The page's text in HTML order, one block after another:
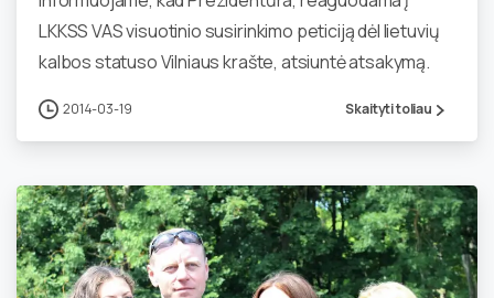
LKKSS VAS visuotinio susirinkimo peticiją dėl lietuvių
kalbos statuso Vilniaus krašte, atsiuntė atsakymą.
2014-03-19 Skaityti toliau